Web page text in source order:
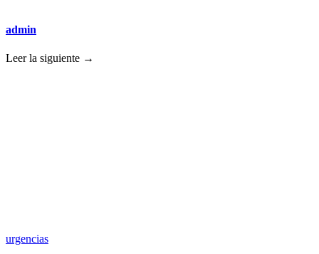
admin
Leer la siguiente →
urgencias